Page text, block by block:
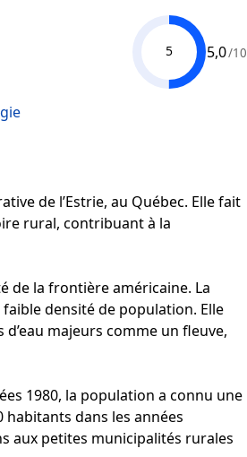
5 5,0/10
de l’Estrie, au Québec. Elle fait
rural, contribuant à la
de la frontière américaine. La
densité de population. Elle
majeurs comme un fleuve,
1980, la population a connu une
habitants dans les années
aux petites municipalités rurales